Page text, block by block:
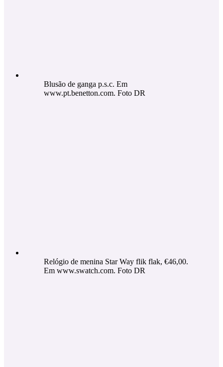
Blusão de ganga p.s.c. Em
www.pt.benetton.com. Foto DR
Relógio de menina Star Way flik flak, €46,00.
Em www.swatch.com. Foto DR